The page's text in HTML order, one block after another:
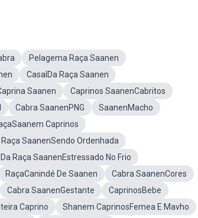
Pelagema Raça Saanen
CasalDa Raça Saanen
Saanen
Caprinos SaanenCabritos
Cabra SaanenPNG
SaanenMacho
Caprinos
Raça SaanenSendo Ordenhada
Raça SaanenEstressado No Frio
RaçaCanindé De Saanen
Cabra SaanenCores
Cabra SaanenGestante
CaprinosBebe
Caprino
Shanem CaprinosFemea E Mavho